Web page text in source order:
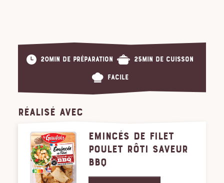
20min de préparation 25min de cuisson
Facile
RÉALISÉ AVEC
EMINCÉS DE FILET
POULET RÔTI SAVEUR
BBQ